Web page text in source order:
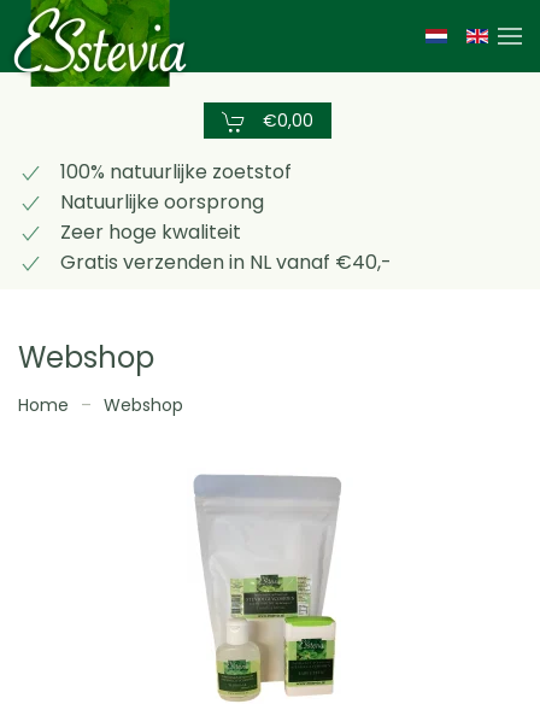
Skip
to
€0,00
100% natuurlijke zoetstof
Natuurlijke oorsprong
Zeer hoge kwaliteit
Gratis verzenden in NL vanaf €40,-
Webshop
Home Webshop